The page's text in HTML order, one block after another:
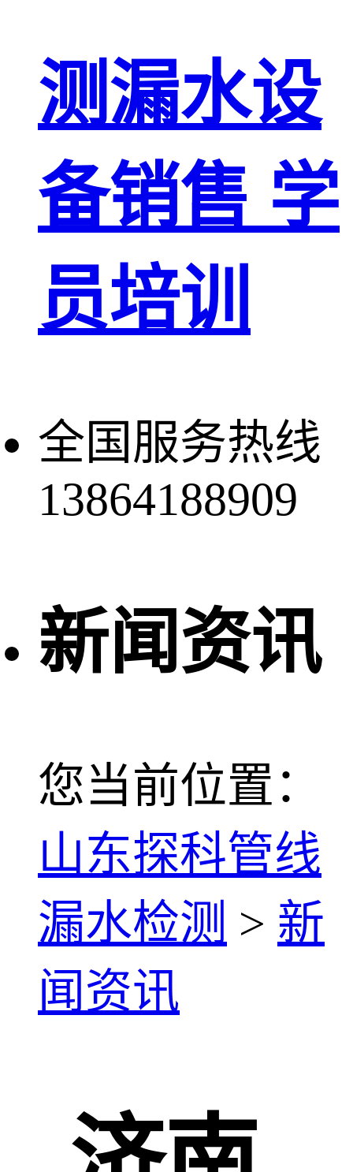
测漏水设
备销售 学
员培训
全国服务热线
13864188909
新闻资讯
您当前位置：
山东探科管线
漏水检测 > 新
闻资讯